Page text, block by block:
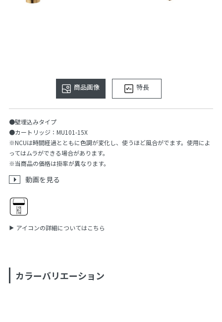
商品画像 特長
●壁埋込みタイプ
●カートリッジ：MU101-15X
※NCUは時間経過とともに色調が変化し、使うほど風合がでます。使用によ
ってはムラができる場合があります。
※当商品の価格は掛率が異なります。
動画を見る
アイコンの詳細についてはこちら
カラーバリエーション